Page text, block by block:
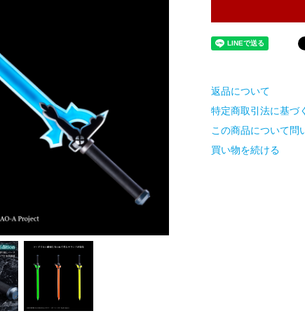
返品について
特定商取引法に基づ
この商品について問
買い物を続ける